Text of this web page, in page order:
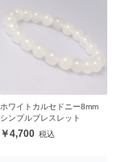
ホワイトカルセドニー8mm
シンプルブレスレット
4,700